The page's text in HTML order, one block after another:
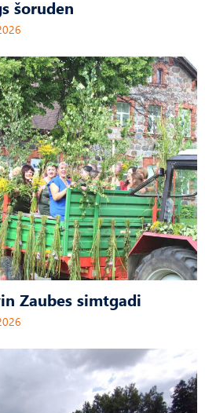
šoruden
Zaubes simtgadi